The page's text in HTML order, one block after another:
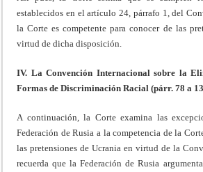
establecidos en el artículo 24, párrafo 1, del
la Corte es competente para conocer de las
virtud de dicha disposición.
IV. La Convención Internacional sobre la
Formas de Discriminación Racial (párr. 78 a
A continuación, la Corte examina las
Federación de Rusia a la competencia de la
las pretensiones de Ucrania en virtud de la
recuerda que la Federación de Rusia